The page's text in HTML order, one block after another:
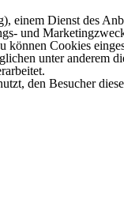
einem Dienst des
und
Cookies
unter
den Besucher